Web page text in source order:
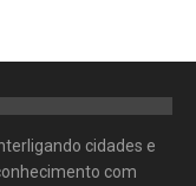
cidades e
com